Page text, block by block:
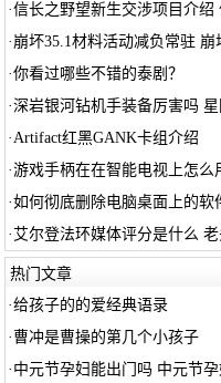
·信长之野望新生交涉项目介绍
· 崩坏35.1材料活动减负常驻 崩
·你看过哪些不错的泰剧？
·深岩银河钻机手装备厉害吗 星
·Artifact红黑GANK卡组介绍
·游戏手柄在在智能电视上怎么
·如何彻底删除电脑桌面上的软
·艾尔登法环媒体评分是什么
热门文章
·给孩子的的爱经典语录
· 曹冲是曹操的第几个小孩子
· 中元节孕妇能出门吗 中元节孕